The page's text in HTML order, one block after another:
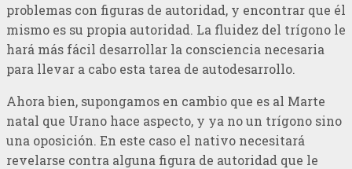
problemas con figuras de autoridad, y encontrar que él
mismo es su propia autoridad. La fluidez del trígono le
hará más fácil desarrollar la consciencia necesaria
para llevar a cabo esta tarea de autodesarrollo.
Ahora bien, supongamos en cambio que es al Marte
natal que Urano hace aspecto, y ya no un trígono sino
una oposición. En este caso el nativo necesitará
revelarse contra alguna figura de autoridad que le